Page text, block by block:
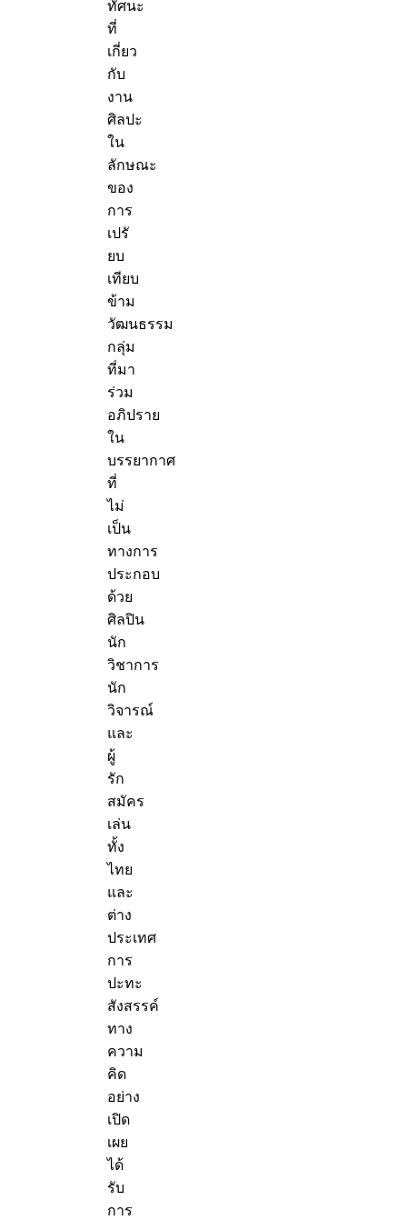
ทัศนะ
ที่
เกี่ยว
กับ
งาน
ศิลปะ
ใน
ลักษณะ
ของ
การ
เปรั
ยบ
เทียบ
ข้าม
วัฒนธรรม
กลุ่ม
ที่มา
ร่วม
อภิปราย
ใน
บรรยากาศ
ที่
ไม่
เป็น
ทางการ
ประกอบ
ด้วย
ศิลปิน
นัก
วิชาการ
นัก
วิจารณ์
และ
ผู้
รัก
สมัคร
เล่น
ทั้ง
ไทย
และ
ต่าง
ประเทศ
การ
ปะทะ
สังสรรค์
ทาง
ความ
คิด
อย่าง
เปิด
เผย
ได้
รับ
การ